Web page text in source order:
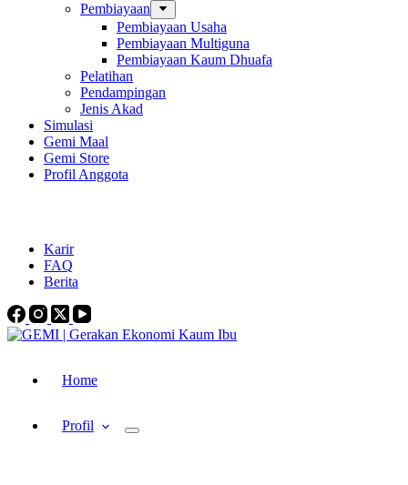
Pembiayaan
Pembiayaan Usaha
Pembiayaan Multiguna
Pembiayaan Kaum Dhuafa
Pelatihan
Pendampingan
Jenis Akad
Simulasi
Gemi Maal
Gemi Store
Profil Anggota
Karir
FAQ
Berita
Home
Profil